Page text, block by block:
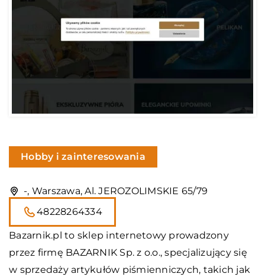
Hobby i zainteresowania
-, Warszawa, Al. JEROZOLIMSKIE 65/79
48228264334
Bazarnik.pl to sklep internetowy prowadzony
przez firmę BAZARNIK Sp. z o.o., specjalizujący się
w sprzedaży artykułów piśmienniczych, takich jak